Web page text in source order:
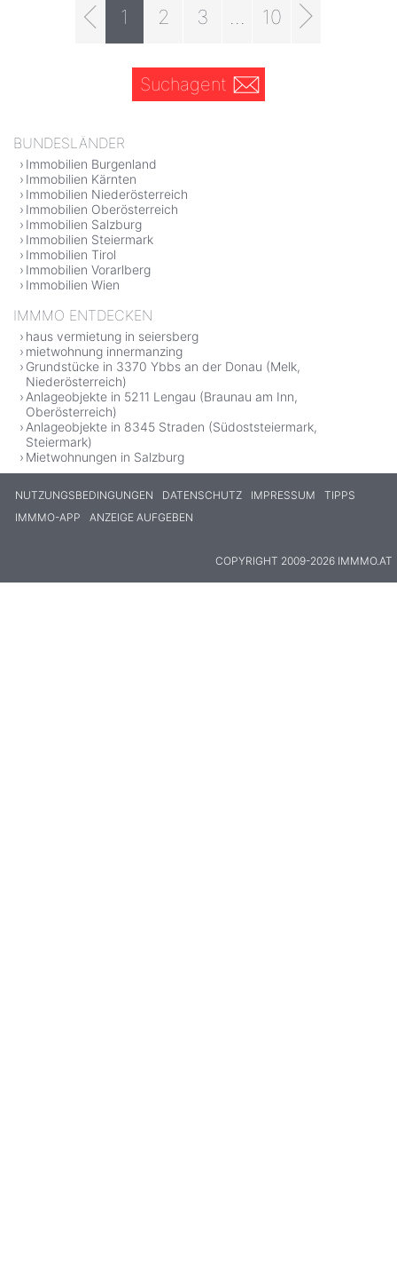
1 2 3 10
Suchagent
BUNDESLÄNDER
Immobilien Burgenland
Immobilien Kärnten
Immobilien Niederösterreich
Immobilien Oberösterreich
Immobilien Salzburg
Immobilien Steiermark
Immobilien Tirol
Immobilien Vorarlberg
Immobilien Wien
IMMMO ENTDECKEN
haus vermietung in seiersberg
mietwohnung innermanzing
Grundstücke in 3370 Ybbs an der Donau (Melk,
Niederösterreich)
Anlageobjekte in 5211 Lengau (Braunau am Inn,
Oberösterreich)
Anlageobjekte in 8345 Straden (Südoststeiermark,
Steiermark)
Mietwohnungen in Salzburg
NUTZUNGSBEDINGUNGEN DATENSCHUTZ IMPRESSUM
TIPPS
IMMMO-APP
ANZEIGE AUFGEBEN
COPYRIGHT 2009-2026 IMMMO.AT